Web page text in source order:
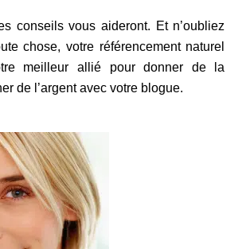
conseils vous aideront. Et n’oubliez
chose, votre référencement naturel
meilleur allié pour donner de la
de l’argent avec votre blogue.